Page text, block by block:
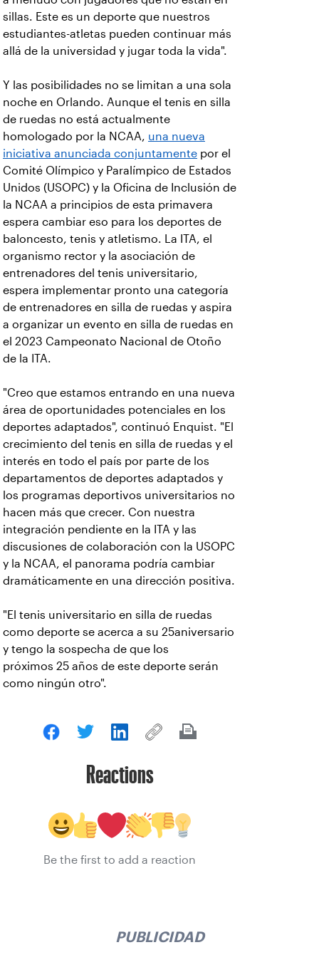
sillas. Este es un deporte que nuestros
estudiantes-atletas pueden continuar más
allá de la universidad y jugar toda la vida".
Y las posibilidades no se limitan a una sola
noche en Orlando. Aunque el tenis en silla
de ruedas no está actualmente
homologado por la NCAA, una nueva
iniciativa anunciada conjuntamente por el
Comité Olímpico y Paralímpico de Estados
Unidos (USOPC) y la Oficina de Inclusión de
la NCAA a principios de esta primavera
espera cambiar eso para los deportes de
baloncesto, tenis y atletismo. La ITA, el
organismo rector y la asociación de
entrenadores del tenis universitario,
espera implementar pronto una categoría
de entrenadores en silla de ruedas y aspira
a organizar un evento en silla de ruedas en
el 2023 Campeonato Nacional de Otoño
de la ITA.
"Creo que estamos entrando en una nueva
área de oportunidades potenciales en los
deportes adaptados", continuó Enquist. "El
crecimiento del tenis en silla de ruedas y el
interés en todo el país por parte de los
departamentos de deportes adaptados y
los programas deportivos universitarios no
hacen más que crecer. Con nuestra
integración pendiente en la ITA y las
discusiones de colaboración con la USOPC
y la NCAA, el panorama podría cambiar
dramáticamente en una dirección positiva.
"El tenis universitario en silla de ruedas
como deporte se acerca a su 25aniversario
y tengo la sospecha de que los
próximos 25 años de este deporte serán
como ningún otro".
Reactions
Be the first to add a reaction
PUBLICIDAD